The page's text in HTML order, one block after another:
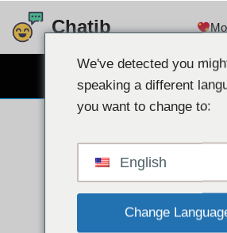
Μετάβαση
περιεχόμενο
Chatib
ΔΩΡΕΑΝ CHAT
We've detected you
speaking a different
you want to change to:
English
Change